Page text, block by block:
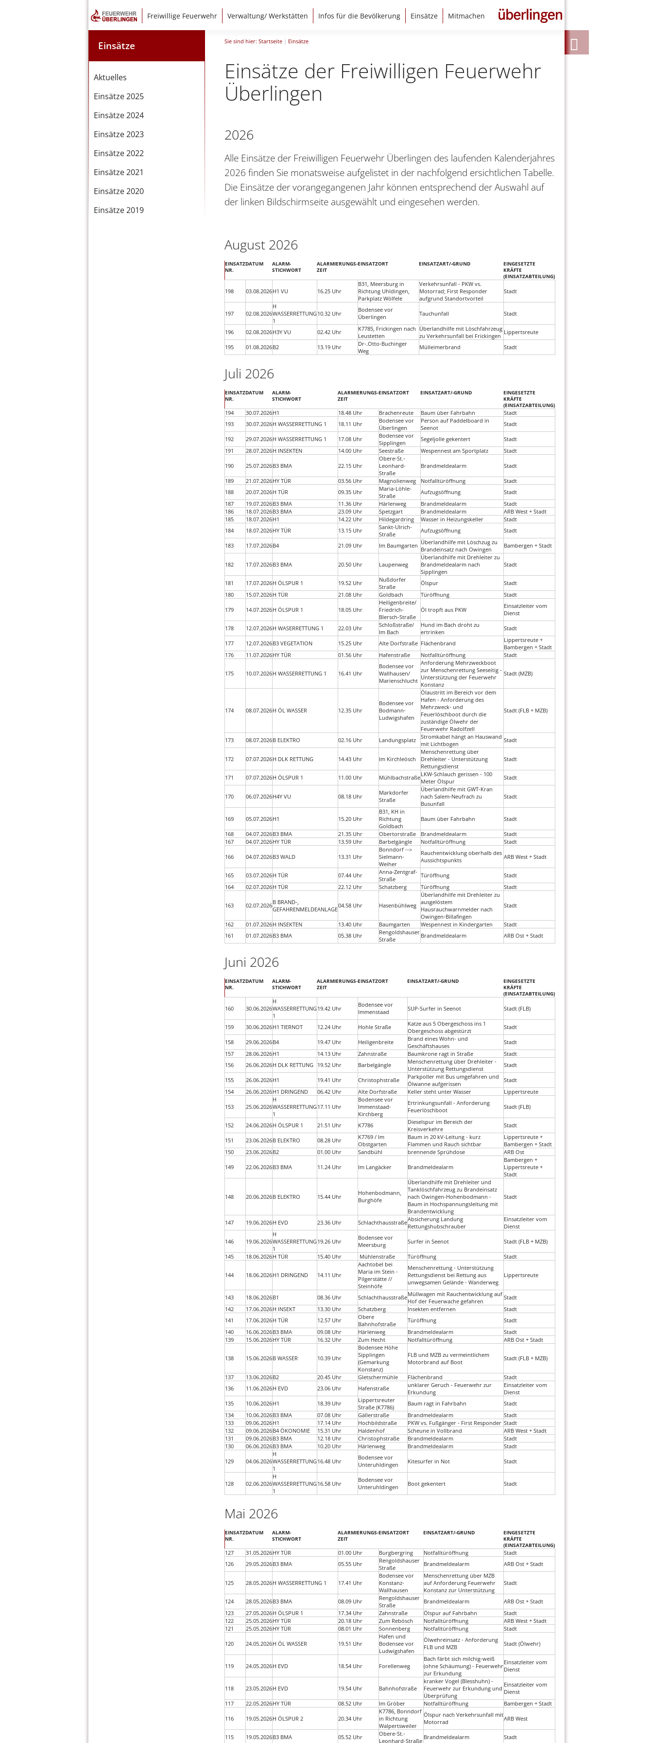
Freiwillige Feuerwehr Verwaltung/ Werkstätten Infos für die Bevölkerung Einsätze Mitmachen
Sie sind hier: Startseite | Einsätze
Einsätze der Freiwilligen Feuerwehr
Überlingen
2026
Alle Einsätze der Freiwilligen Feuerwehr Überlingen des laufenden Kalenderjahres
2026 finden Sie monatsweise aufgelistet in der nachfolgend ersichtlichen Tabelle.
Die Einsätze der vorangegangenen Jahr können entsprechend der Auswahl auf
der linken Bildschirmseite ausgewählt und eingesehen werden.
August 2026
EINSATZ
NR.
DATUM
ALARM-
STICHWORT
ALARMIERUNGS-
ZEIT
EINSATZORT EINSATZART/-GRUND
EINGESETZTE
KRÄFTE
(EINSATZABTEILUNG)
198 03.08.2026H1 VU 16.25 Uhr
B31, Meersburg in
Richtung Uhldingen,
Parkplatz Wölfele
Verkehrsunfall - PKW vs.
Motorrad; First Responder
aufgrund Standortvorteil
Stadt
197 02.08.2026
H
WASSERRETTUNG
1
10.32 Uhr
Bodensee vor
Überlingen
Tauchunfall Stadt
196 02.08.2026H3Y VU 02.42 Uhr
K7785, Frickingen nach
Leustetten
Überlandhilfe mit Löschfahrzeug
zu Verkehrsunfall bei Frickingen
Lippertsreute
195 01.08.2026B2 13.19 Uhr
Dr-.Otto-Buchinger
Weg
Mülleimerbrand Stadt
Juli 2026
EINSATZ
NR.
DATUM
ALARM-
STICHWORT
ALARMIERUNGS-
ZEIT
EINSATZORT EINSATZART/-GRUND
EINGESETZTE
KRÄFTE
(EINSATZABTEILUNG)
194 30.07.2026H1 18.48 Uhr Brachenreute Baum über Fahrbahn
Stadt
193
30.07.2026H WASSERRETTUNG 1 18.11 Uhr
Bodensee vor
Überlingen
Person auf Paddelboard in
Seenot
Stadt
192 29.07.2026H WASSERRETTUNG 1 17.08 Uhr
Bodensee vor
Sipplingen
Segeljolle gekentert
Stadt
191
28.07.2026H INSEKTEN 14.00 Uhr Seestraße Wespennest am Sportplatz Stadt
190 25.07.2026B3 BMA 22.15 Uhr
Obere-St.-
Leonhard-
Straße
Brandmeldealarm Stadt
189 21.07.2026HY TÜR 03.56 Uhr Magnolienweg Notfalltüröffnung
Stadt
188
20.07.2026H TÜR 09.35 Uhr
Maria-Löhle-
Straße
Aufzugsöffnung
Stadt
187
19.07.2026B3 BMA 11.36 Uhr Härlenweg Brandmeldealarm
Stadt
186
18.07.2026B3 BMA 23.09 Uhr Spetzgart Brandmeldealarm
ARB West + Stadt
185
18.07.2026H1 14.22 Uhr Hildegardring Wasser in Heizungskeller
Stadt
184
18.07.2026HY TÜR 13.15 Uhr
Sankt-Ulrich-
Straße
Aufzugsöffnung Stadt
183 17.07.2026B4 21.09 Uhr Im Baumgarten Überlandhilfe mit Löschzug zu
Brandeinsatz nach Owingen
Bambergen + Stadt
182 17.07.2026B3 BMA 20.50 Uhr Laupenweg
Überlandhilfe mit Drehleiter zu
Brandmeldealarm nach
Sipplingen
Stadt
181 17.07.2026H ÖLSPUR 1 19.52 Uhr
Nußdorfer
Straße
Ölspur
Stadt
180
15.07.2026H TÜR 21.08 Uhr Goldbach Türöffnung Stadt
179 14.07.2026H ÖLSPUR 1 18.05 Uhr
Heiligenbreite/
Friedrich-
Blersch-Straße
Öl tropft aus PKW
Einsatzleiter vom
Dienst
178 12.07.2026H WASERRETTUNG 1 22.03 Uhr
Schloßstraße/
Im Bach
Hund im Bach droht zu
ertrinken
Stadt
177 12.07.2026B3 VEGETATION 15.25 Uhr Alte Dorfstraße Flächenbrand
Lippertsreute +
Bambergen + Stadt
176
11.07.2026HY TÜR 01.56 Uhr Hafenstraße Notfalltüröffnung Stadt
175 10.07.2026H WASSERRETTUNG 1 16.41 Uhr
Bodensee vor
Wallhausen/
Marienschlucht
Anforderung Mehrzweckboot
zur Menschenrettung Seeseitig -
Unterstützung der Feuerwehr
Konstanz
Stadt (MZB)
174 08.07.2026H ÖL WASSER 12.35 Uhr
Bodensee vor
Bodmann-
Ludwigshafen
Ölaustritt im Bereich vor dem
Hafen - Anforderung des
Mehrzweck- und
Feuerlöschboot durch die
zuständige Ölwehr der
Feuerwehr Radolfzell
Stadt (FLB + MZB)
173 08.07.2026B ELEKTRO 02.16 Uhr Landungsplatz
Stromkabel hängt an Hauswand
mit Lichtbogen
Stadt
172 07.07.2026H DLK RETTUNG 14.43 Uhr Im Kirchleösch
Menschenrettung über
Drehleiter - Unterstützung
Rettungsdienst
Stadt
171 07.07.2026H ÖLSPUR 1 11.00 Uhr MühlbachstraßeLKW-Schlauch gerissen - 100
Meter Ölspur
Stadt
170 06.07.2026H4Y VU 08.18 Uhr
Markdorfer
Straße
Überlandhilfe mit GWT-Kran
nach Salem-Neufrach zu
Busunfall
Stadt
169 05.07.2026H1 15.20 Uhr
B31, KH in
Richtung
Goldbach
Baum über Fahrbahn Stadt
168 04.07.2026B3 BMA 21.35 Uhr Obertorstraße Brandmeldealarm
Stadt
167
04.07.2026HY TÜR 13.59 Uhr Barbelgängle Notfalltüröffnung Stadt
166 04.07.2026B3 WALD 13.31 Uhr
Bonndorf -->
Sielmann-
Weiher
Rauchentwicklung oberhalb des
Aussichtspunkts
ARB West + Stadt
165 03.07.2026H TÜR 07.44 Uhr
Anna-Zentgraf-
Straße
Türöffnung
Stadt
164
02.07.2026H TÜR 22.12 Uhr Schatzberg Türöffnung Stadt
163 02.07.2026B BRAND-,
GEFAHRENMELDEANLAGE
04.58 Uhr Hasenbühlweg
Überlandhilfe mit Drehleiter zu
ausgelöstem
Hausrauchwarnmelder nach
Owingen-Billafingen
Stadt
162 01.07.2026H INSEKTEN 13.40 Uhr Baumgarten Wespennest in Kindergarten
Stadt
161
01.07.2026B3 BMA 05.38 Uhr
Rengoldshauser
Straße
Brandmeldealarm ARB Ost + Stadt
Juni 2026
EINSATZ
NR.
DATUM
ALARM-
STICHWORT
ALARMIERUNGS-
ZEIT
EINSATZORT EINSATZART/-GRUND
EINGESETZTE
KRÄFTE
(EINSATZABTEILUNG)
160 30.06.2026
H
WASSERRETTUNG
1
19.42 Uhr
Bodensee vor
Immenstaad
SUP-Surfer in Seenot Stadt (FLB)
159 30.06.2026H1 TIERNOT 12.24 Uhr Hohle Straße
Katze aus 5 Obergeschoss ins 1
Obergeschoss abgestürzt
Stadt
158 29.06.2026B4 19.47 Uhr Heiligenbreite
Brand eines Wohn- und
Geschäftshauses
Stadt
157
28.06.2026H1 14.13 Uhr Zahnstraße Baumkrone ragt in Straße
Stadt
156
26.06.2026H DLK RETTUNG 19.52 Uhr Barbelgängle
Menschenrettung über Drehleiter -
Unterstützung Rettungsdienst
Stadt
155 26.06.2026H1 19.41 Uhr Christophstraße
Parkpoller mit Bus umgefahren und
Ölwanne aufgerissen
Stadt
154
26.06.2026H1 DRINGEND 06.42 Uhr Alte Dorfstraße Keller steht unter Wasser Lippertsreute
153 25.06.2026
H
WASSERRETTUNG
1
17.11 Uhr
Bodensee vor
Immenstaad-
Kirchberg
Ertrinkungsunfall - Anforderung
Feuerlöschboot
Stadt (FLB)
152 24.06.2026H ÖLSPUR 1 21.51 Uhr K7786
Dieselspur im Bereich der
Kreisverkehre
Stadt
151 23.06.2026B ELEKTRO 08.28 Uhr
K7769 / Im
Obstgarten
Baum in 20 kV-Leitung - kurz
Flammen und Rauch sichtbar
Lippertsreute +
Bambergen + Stadt
150
23.06.2026B2 01.00 Uhr Sandbühl brennende Sprühdose ARB Ost
149 22.06.2026B3 BMA 11.24 Uhr Im Langäcker Brandmeldealarm
Bambergen +
Lippertsreute +
Stadt
148 20.06.2026B ELEKTRO 15.44 Uhr
Hohenbodmann,
Burghöfe
Überlandhilfe mit Drehleiter und
Tanklöschfahrzeug zu Brandeinsatz
nach Owingen-Hohenbodmann -
Baum in Hochspannungsleitung mit
Brandentwicklung
Stadt
147 19.06.2026H EVD 23.36 Uhr SchlachthausstraßeAbsicherung Landung
Rettungshubschrauber
Einsatzleiter vom
Dienst
146 19.06.2026
H
WASSERRETTUNG
1
19.26 Uhr
Bodensee vor
Meersburg
Surfer in Seenot Stadt (FLB + MZB)
145 18.06.2026H TÜR 15.40 Uhr Mühlenstraße Türöffnung Stadt
144 18.06.2026H1 DRINGEND 14.11 Uhr
Aachtobel bei
Maria im Stein -
Pilgerstätte //
Steinhöfe
Menschenrettung - Unterstützung
Rettungsdienst bei Rettung aus
unwegsamen Gelände - Wanderweg
Lippertsreute
143 18.06.2026B1 08.36 Uhr SchlachthausstraßeMüllwagen mit Rauchentwicklung auf
Hof der Feuerwache gefahren
Stadt
142
17.06.2026H INSEKT 13.30 Uhr Schatzberg Insekten entfernen
Stadt
141
17.06.2026H TÜR 12.57 Uhr
Obere
Bahnhofstraße
Türöffnung
Stadt
140
16.06.2026B3 BMA 09.08 Uhr Härlenweg Brandmeldealarm
Stadt
139
15.06.2026HY TÜR 16.32 Uhr Zum Hecht Notfalltüröffnung ARB Ost + Stadt
138 15.06.2026B WASSER 10.39 Uhr
Bodensee Höhe
Sipplingen
(Gemarkung
Konstanz)
FLB und MZB zu vermeintlichem
Motorbrand auf Boot
Stadt (FLB + MZB)
137 13.06.2026B2 20.45 Uhr Gletschermühle Flächenbrand
Stadt
136
11.06.2026H EVD 23.06 Uhr Hafenstraße
unklarer Geruch - Feuerwehr zur
Erkundung
Einsatzleiter vom
Dienst
135
10.06.2026H1 18.39 Uhr
Lippertsreuter
Straße (K7786)
Baum ragt in Fahrbahn
Stadt
134
10.06.2026B3 BMA 07.08 Uhr Gällerstraße Brandmeldealarm
Stadt
133
09.06.2026H1 17.14 Uhr Hochbildstraße PKW vs. Fußgänger - First Responder Stadt
132
09.06.2026B4 ÖKONOMIE 15.31 Uhr Haldenhof Scheune in Vollbrand
ARB West + Stadt
131
09.06.2026B3 BMA 12.18 Uhr Christophstraße Brandmeldealarm
Stadt
130
06.06.2026B3 BMA 10.20 Uhr Härlenweg Brandmeldealarm Stadt
129 04.06.2026
H
WASSERRETTUNG
1
16.48 Uhr
Bodensee vor
Unteruhldingen
Kitesurfer in Not Stadt
128 02.06.2026
H
WASSERRETTUNG
1
16.58 Uhr
Bodensee vor
Unteruhldingen
Boot gekentert Stadt
Mai 2026
EINSATZ
NR.
DATUM
ALARM-
STICHWORT
ALARMIERUNGS-
ZEIT
EINSATZORT EINSATZART/-GRUND
EINGESETZTE
KRÄFTE
(EINSATZABTEILUNG)
127 31.05.2026HY TÜR 01.00 Uhr Burgbergring Notfalltüröffnung
Stadt
126
29.05.2026B3 BMA 05.55 Uhr
Rengoldshauser
Straße
Brandmeldealarm ARB Ost + Stadt
125 28.05.2026H WASSERRETTUNG 1 17.41 Uhr
Bodensee vor
Konstanz-
Wallhausen
Menschenrettung über MZB
auf Anforderung Feuerwehr
Konstanz zur Unterstützung
Stadt
124 28.05.2026B3 BMA 08.09 Uhr
Rengoldshauser
Straße
Brandmeldealarm
ARB Ost + Stadt
123
27.05.2026H ÖLSPUR 1 17.34 Uhr Zahnstraße Ölspur auf Fahrbahn
Stadt
122
25.05.2026HY TÜR 20.18 Uhr Zum Rebösch Notfalltüröffnung
ARB West + Stadt
121
25.05.2026HY TÜR 08.01 Uhr Sonnenberg Notfalltüröffnung Stadt
120 24.05.2026H ÖL WASSER 19.51 Uhr
Hafen und
Bodensee vor
Ludwigshafen
Ölwehreinsatz - Anforderung
FLB und MZB
Stadt (Ölwehr)
119 24.05.2026H EVD 18.54 Uhr Forellenweg
Bach färbt sich milchig-weiß
(ohne Schäumung) - Feuerwehr
zur Erkundung
Einsatzleiter vom
Dienst
118 23.05.2026H EVD 19.54 Uhr Bahnhofstraße
kranker Vogel (Blesshuhn) -
Feuerwehr zur Erkundung und
Überprüfung
Einsatzleiter vom
Dienst
117
22.05.2026HY TÜR 08.52 Uhr Im Gröber Notfalltüröffnung Bambergen + Stadt
116 19.05.2026H ÖLSPUR 2 20.34 Uhr
K7786, Bonndorf
in Richtung
Walpertsweiler
Ölspur nach Verkehrsunfall mit
Motorrad
ARB West
115 19.05.2026B3 BMA 05.52 Uhr
Obere-St.-
Leonhard-Straße
Brandmeldealarm Stadt
Einsätze
Aktuelles
Einsätze 2025
Einsätze 2024
Einsätze 2023
Einsätze 2022
Einsätze 2021
Einsätze 2020
Einsätze 2019